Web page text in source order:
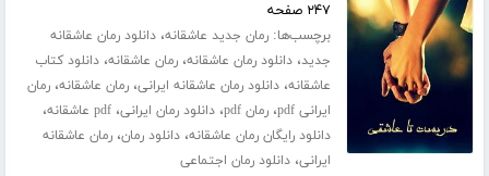
۲۴۷ صفحه
برچسب‌ها:رمان جدید عاشقانه،دانلود رمان عاشقانه
جدید،دانلود رمان عاشقانه،رمان عاشقانه،دانلود کتاب
عاشقانه،دانلود رمان عاشقانه ایرانی،رمان عاشقانه،رمان
ایرانی pdf
،رمان pdf ،دانلود رمان ایرانی،pdf عاشقانه ،
دانلود رایگان رمان عاشقانه،دانلود رمان،رمان عاشقانه
ایرانی،دانلود رمان اجتماعی